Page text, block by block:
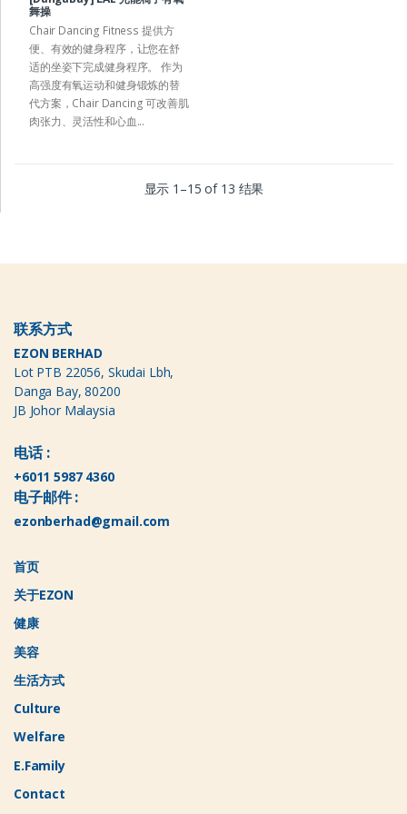
舞操
Chair Dancing Fitness 提供方
便、有效的健身程序，让您在舒
适的坐姿下完成健身程序。 作为
高强度有氧运动和健身锻炼的替
代方案，Chair Dancing 可改善肌
肉张力、灵活性和心血...
显示 1–15 of 13 结果
联系方式
EZON BERHAD
Lot PTB 22056, Skudai Lbh,
Danga Bay, 80200
JB Johor Malaysia
电话 :
+6011 5987 4360
电子邮件 :
ezonberhad@gmail.com
首页
关于EZON
健康
美容
生活方式
Culture
Welfare
E.Family
Contact